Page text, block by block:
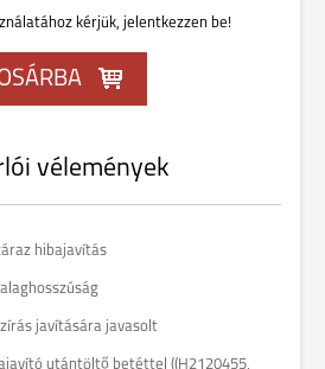
kérjük, jelentkezzen be!
vélemények
hibajavítás
javítására javasolt
utántöltő betéttel ((H2120455,